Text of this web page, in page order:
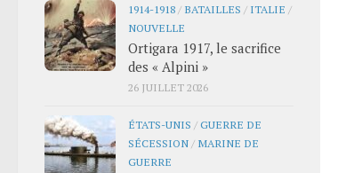
1914-1918 / BATAILLES / ITALIE /
NOUVELLE
Ortigara 1917, le sacrifice
des « Alpini »
26 JUILLET 2026
ÉTATS-UNIS /GUERRE DE
SÉCESSION / MARINE DE
GUERRE